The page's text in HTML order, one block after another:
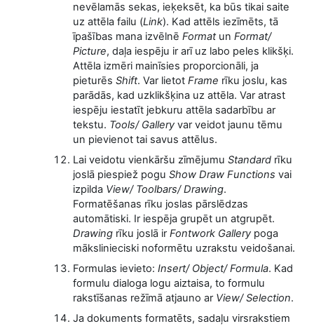
nevēlamās sekas, ieķeksēt, ka būs tikai saite
uz attēla failu (Link). Kad attēls iezīmēts, tā
īpašības mana izvēlnē Format un Format/
Picture, daļa iespēju ir arī uz labo peles klikšķi.
Attēla izmēri mainīsies proporcionāli, ja
pieturēs Shift. Var lietot Frame rīku joslu, kas
parādās, kad uzklikšķina uz attēla. Var atrast
iespēju iestatīt jebkuru attēla sadarbību ar
tekstu. Tools/ Gallery var veidot jaunu tēmu
un pievienot tai savus attēlus.
Lai veidotu vienkāršu zīmējumu Standard rīku
joslā piespiež pogu Show Draw Functions vai
izpilda View/ Toolbars/ Drawing.
Formatēšanas rīku joslas pārslēdzas
automātiski. Ir iespēja grupēt un atgrupēt.
Drawing rīku joslā irFontwork Gallery poga
mākslinieciski noformētu uzrakstu veidošanai.
Formulas ievieto: Insert/ Object/ Formula. Kad
formulu dialoga logu aiztaisa, to formulu
rakstīšanas režīmā atjauno ar View/ Selection.
Ja dokuments formatēts, sadaļu virsrakstiem